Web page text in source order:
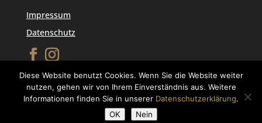
Impressum
Datenschutz
Diese Website benutzt Cookies. Wenn Sie die Website weiter
nutzen, gehen wir von Ihrem Einverständnis aus. Weitere
Informationen finden Sie in unserer Datenschutzerklärung.
OK
Nein